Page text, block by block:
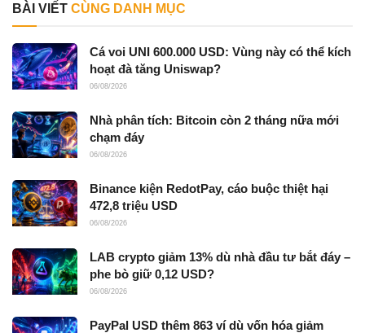
BÀI VIẾT CÙNG DANH MỤC
Cá voi UNI 600.000 USD: Vùng này có thể kích
hoạt đà tăng Uniswap?
06/08/2026
Nhà phân tích: Bitcoin còn 2 tháng nữa mới
chạm đáy
06/08/2026
Binance kiện RedotPay, cáo buộc thiệt hại
472,8 triệu USD
06/08/2026
LAB crypto giảm 13% dù nhà đầu tư bắt đáy –
phe bò giữ 0,12 USD?
06/08/2026
PayPal USD thêm 863 ví dù vốn hóa giảm